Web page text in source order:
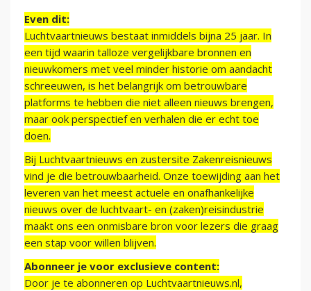
Even dit:
Luchtvaartnieuws bestaat inmiddels bijna 25 jaar. In
een tijd waarin talloze vergelijkbare bronnen en
nieuwkomers met veel minder historie om aandacht
schreeuwen, is het belangrijk om betrouwbare
platforms te hebben die niet alleen nieuws brengen,
maar ook perspectief en verhalen die er echt toe
doen.
Bij Luchtvaartnieuws en zustersite Zakenreisnieuws
vind je die betrouwbaarheid. Onze toewijding aan het
leveren van het meest actuele en onafhankelijke
nieuws over de luchtvaart- en (zaken)reisindustrie
maakt ons een onmisbare bron voor lezers die graag
een stap voor willen blijven.
Abonneer je voor exclusieve content:
Door je te abonneren op Luchtvaartnieuws.nl,